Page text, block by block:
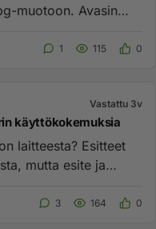
muotoon. Avasin
1 115 0
Vastattu 3v
käyttökokemuksia
laitteesta? Esitteet
mutta esite ja
3 164 0